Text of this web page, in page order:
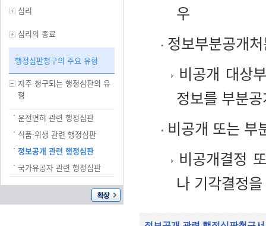
심리
심리의 종료
행정심판청구의 주요 유형
자주 청구되는 행정심판의 유
형
운전면허 관련 행정심판
식품·위생 관련 행정심판
정보공개 관련 행정심판
국가유공자 관련 행정심판
우
정보부분공개
비공개 대상
정보를 부분
비공개 또는 부
비공개결정
나 기각결정